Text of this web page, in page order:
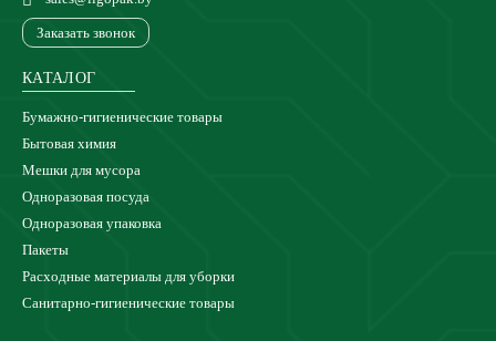
Заказать звонок
КАТАЛОГ
Бумажно-гигиенические товары
Бытовая химия
Мешки для мусора
Одноразовая посуда
Одноразовая упаковка
Пакеты
Расходные материалы для уборки
Санитарно-гигиенические товары